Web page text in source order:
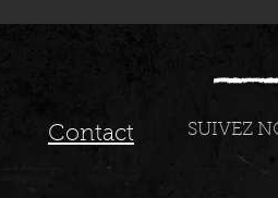
SUIVEZ
Contact